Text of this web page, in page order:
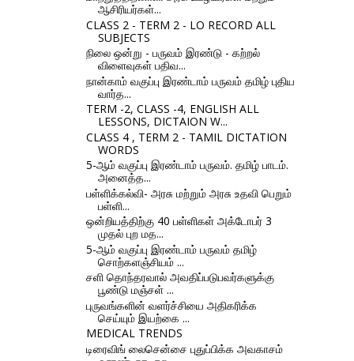
ஆசிரியர்கள்...
CLASS 2 - TERM 2 - LO RECORD ALL
SUBJECTS
நிலை ஒன்று - பருவம் இரண்டு - கற்றல்
விளைவுகள் பதிவ...
நான்காம் வகுப்பு இரண்டாம் பருவம் தமிழ் புதிய
வார்த...
TERM -2, CLASS -4, ENGLISH ALL
LESSONS, DICTAION W...
CLASS 4 , TERM 2 - TAMIL DICTATION
WORDS
5-ஆம் வகுப்பு இரண்டாம் பருவம். தமிழ் பாடம்.
அனைத்த...
பள்ளிக்கல்வி- அரசு மற்றும் அரசு உதவி பெறும்
பள்ளி...
ஒன்றியத்திற்கு 40 பள்ளிகள் அக்டோபர் 3
முதல் புற மத...
5-ஆம் வகுப்பு இரண்டாம் பருவம் தமிழ்
சொற்களஞ்சியம் ...
சளி தொந்தரவால் அவதிப்படுபவர்களுக்கு
பூண்டு மஞ்சள் ...
புருவங்களின் வளர்ச்சியை அதிகரிக்க
செய்யும் இயற்கை ...
MEDICAL TRENDS
டிரைவிங் லைசென்சை புதுப்பிக்க அவகாசம்